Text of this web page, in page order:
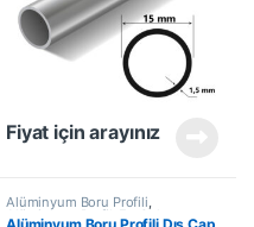
Fiyat için arayınız
Alüminyum Boru Profili,
Alüminyum Profil En Çok